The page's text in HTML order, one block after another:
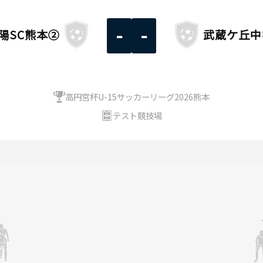
SC熊本② - - 武蔵ケ丘
高円宮杯U-15サッカーリーグ2026熊本
テスト競技場